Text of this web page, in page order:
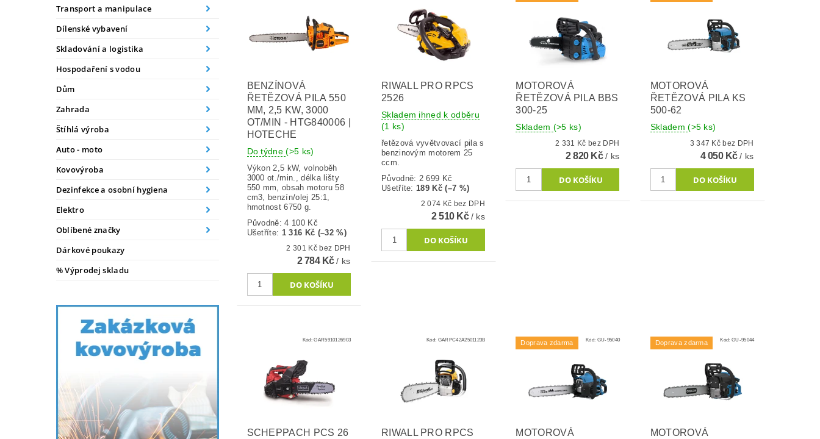
Transport a manipulace
Dílenské vybavení
Skladování a logistika
Hospodaření s vodou
Dům
Zahrada
Štíhlá výroba
Auto - moto
Kovovýroba
Dezinfekce a osobní hygiena
Elektro
Oblíbené značky
Dárkové poukazy
% Výprodej skladu
BENZÍNOVÁ
ŘETĚZOVÁ PILA 550
MM, 2,5 KW, 3000
OT/MIN - HTG840006 |
HOTECHE
Do týdne(>5 ks)
Výkon 2,5 kW, volnoběh
3000 ot./min., délka lišty
550 mm, obsah motoru 58
cm3, benzín/olej 25:1,
hmotnost 6750 g.
Původně:4 100 Kč
Ušetříte: 1 316 Kč (–32 %)
2 301 Kč bez DPH
2 784 Kč/ ks
RIWALL PRO RPCS
2526
Skladem ihned k odběru
(1 ks)
řetězová vyvětvovací pila s
benzinovým motorem 25
ccm.
Původně: 2 699 Kč
Ušetříte: 189 Kč (–7 %)
2 074 Kč bez DPH
2 510 Kč/ ks
MOTOROVÁ
ŘETĚZOVÁ PILA BBS
300-25
Skladem (>5 ks)
2 331 Kč bez DPH
2 820 Kč/ ks
MOTOROVÁ
ŘETĚZOVÁ PILA KS
500-62
Skladem(>5 ks)
3 347 Kč bez DPH
4 050 Kč/ ks
Kód:GAR5910126903
SCHEPPACH PCS 26
Kód: GARPC42A2501123B
RIWALL PRO RPCS
Doprava zdarma Kód: GU-95040
MOTOROVÁ
Doprava zdarma Kód: GU-95044
MOTOROVÁ